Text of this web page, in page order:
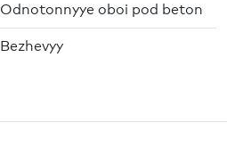
Odnotonnyye oboi pod beton
Bezhevyy